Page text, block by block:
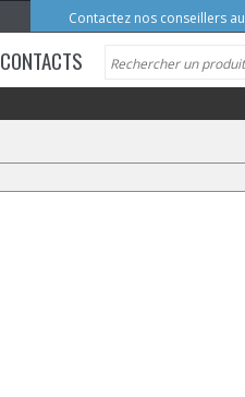
Contactez nos conseillers au
CONTACTS